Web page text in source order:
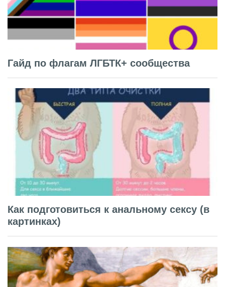
Гайд по флагам ЛГБТК+ сообщества
Как подготовиться к анальному сексу (в
картинках)